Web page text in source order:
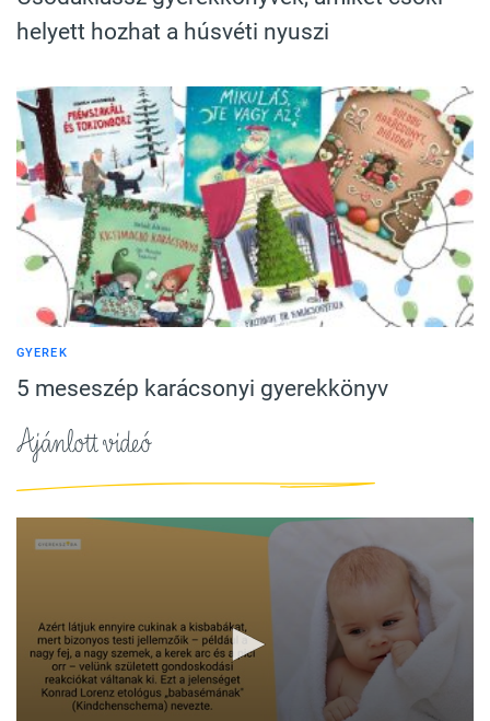
helyett hozhat a húsvéti nyuszi
GYEREK
5 meseszép karácsonyi gyerekkönyv
Ajánlott videó